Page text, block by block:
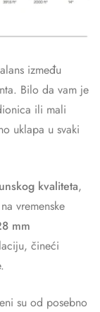
između
Bilo da vam je
ili mali
uklapa u svaki
kvaliteta,
vremenske
mm
čineći
su od posebno